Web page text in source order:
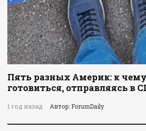
Пять разных Америк: к
готовиться, отправляясь в
1 год назад Автор: ForumDaily